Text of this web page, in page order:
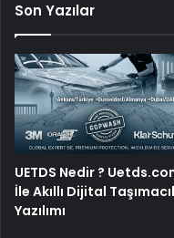
Son Yazılar
UETDS Nedir ?
İle Akıllı Dijital
Yazılımı